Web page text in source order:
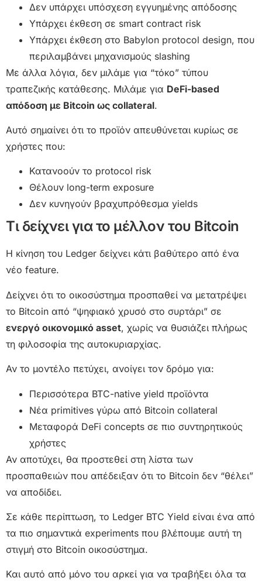
Δεν υπάρχει υπόσχεση εγγυημένης απόδοσης
Υπάρχει έκθεση σε smart contract risk
Υπάρχει έκθεση στο Babylon protocol design, που
περιλαμβάνει μηχανισμούς slashing
Με άλλα λόγια, δεν μιλάμε για “τόκο” τύπου
τραπεζικής κατάθεσης. Μιλάμε για DeFi-based
απόδοση με Bitcoin ως collateral.
Αυτό σημαίνει ότι το προϊόν απευθύνεται κυρίως σε
χρήστες που:
Κατανοούν το protocol risk
Θέλουν long-term exposure
Δεν κυνηγούν βραχυπρόθεσμα yields
Τι δείχνει για το μέλλον του Bitcoin
Η κίνηση του Ledger δείχνει κάτι βαθύτερο από ένα
νέο feature.
Δείχνει ότι το οικοσύστημα προσπαθεί να μετατρέψει
το Bitcoin από “ψηφιακό χρυσό στο συρτάρι” σε
ενεργό οικονομικό asset, χωρίς να θυσιάζει πλήρως
τη φιλοσοφία της αυτοκυριαρχίας.
Αν το μοντέλο πετύχει, ανοίγει τον δρόμο για:
Περισσότερα BTC-native yield προϊόντα
Νέα primitives γύρω από Bitcoin collateral
Μεταφορά DeFi concepts σε πιο συντηρητικούς
χρήστες
Αν αποτύχει, θα προστεθεί στη λίστα των
προσπαθειών που απέδειξαν ότι το Bitcoin δεν “θέλει”
να αποδίδει.
Σε κάθε περίπτωση, το Ledger BTC Yield είναι ένα από
τα πιο σημαντικά experiments που βλέπουμε αυτή τη
στιγμή στο Bitcoin οικοσύστημα.
Και αυτό από μόνο του αρκεί για να τραβήξει όλα τα